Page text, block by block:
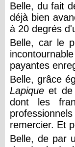
Belle, du fait
déjà bien
à 20 degrés
Belle, car le
payantes
Belle, grâce
Lapique et de
dont les
remercier. Et
Belle, de par